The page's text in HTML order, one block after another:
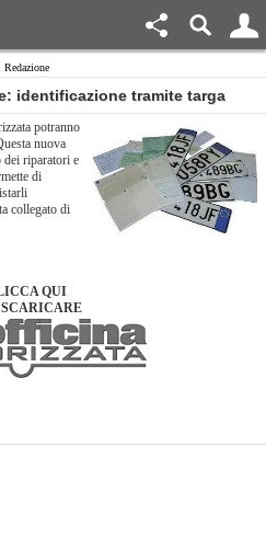
Redazione
identificazione tramite targa
potranno
nuova
riparatori e
di
collegato di
QUI
SCARICARE